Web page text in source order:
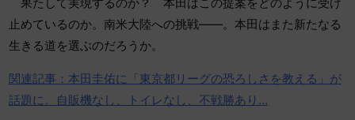
止めているのか。南米大陸への挑戦――。本田はまた新たなる
生きる道を選ぶのだろうか。
関連記事：本田圭佑に「東京都リーグの恐ろしさを教える」が
話題に。自販機なし、トイレなし、不戦勝あり…